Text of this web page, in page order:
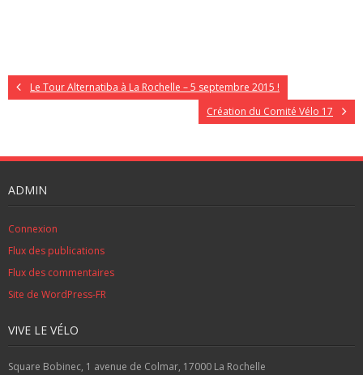
Le Tour Alternatiba à La Rochelle – 5 septembre 2015 !
Création du Comité Vélo 17
ADMIN
Connexion
Flux des publications
Flux des commentaires
Site de WordPress-FR
VIVE LE VÉLO
Square Bobinec, 1 avenue de Colmar, 17000 La Rochelle